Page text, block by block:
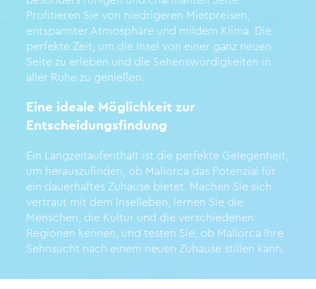
Profitieren Sie von niedrigeren Mietpreisen,
entspannter Atmosphäre und mildem Klima. Die
perfekte Zeit, um die Insel von einer ganz neuen
Seite zu erleben und die Sehenswürdigkeiten in
aller Ruhe zu genießen.
Eine ideale Möglichkeit zur
Entscheidungsfindung
Ein Langzeitaufenthalt ist die perfekte Gelegenheit,
um herauszufinden, ob Mallorca das Potenzial für
ein dauerhaftes Zuhause bietet. Machen Sie sich
vertraut mit dem Inselleben, lernen Sie die
Menschen, die Kultur und die verschiedenen
Regionen kennen, und testen Sie, ob Mallorca Ihre
Sehnsucht nach einem neuen Zuhause stillen kann.